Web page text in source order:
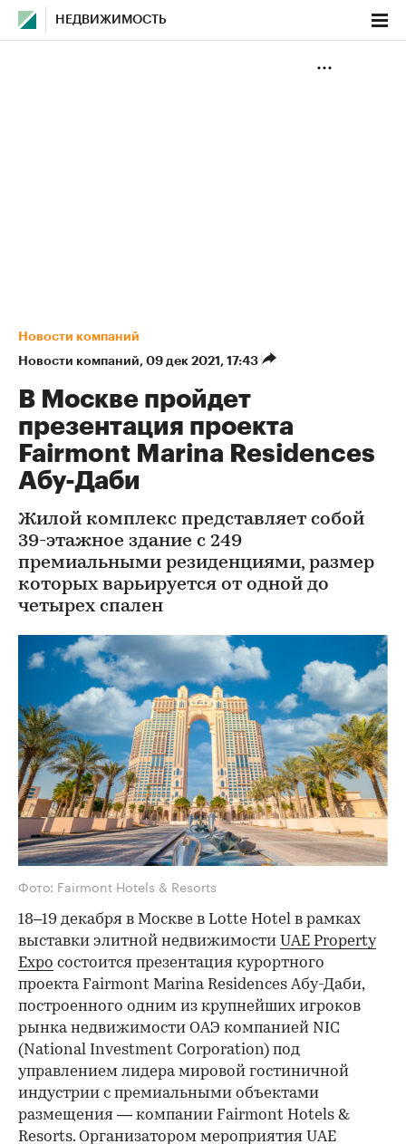
НЕДВИЖИМОСТЬ
Новости компаний
Новости компаний⁠, 09 дек 2021, 17:43
В Москве пройдет
презентация проекта
Fairmont Marina Residences
Абу-Даби
Жилой комплекс представляет собой
39-этажное здание с 249
премиальными резиденциями, размер
которых варьируется от одной до
четырех спален
Фото: Fairmont Hotels & Resorts
18–19 декабря в Москве в Lotte Hotel в рамках
выставки элитной недвижимости UAE Property
Expo состоится презентация курортного
проекта Fairmont Marina Residences Абу-Даби,
построенного одним из крупнейших игроков
рынка недвижимости ОАЭ компанией NIC
(National Investment Corporation) под
управлением лидера мировой гостиничной
индустрии с премиальными объектами
размещения — компании Fairmont Hotels &
Resorts. Организатором мероприятия UAE